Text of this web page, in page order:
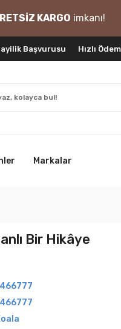
KARGO imkanı!
Başvurusu Hızlı
Markalar
Bir Hikâye